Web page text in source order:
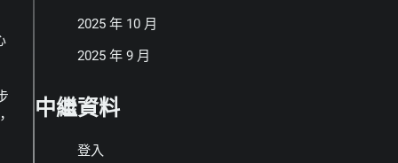
2025 年 10 月
2025 年 9 月
中繼資料
登入